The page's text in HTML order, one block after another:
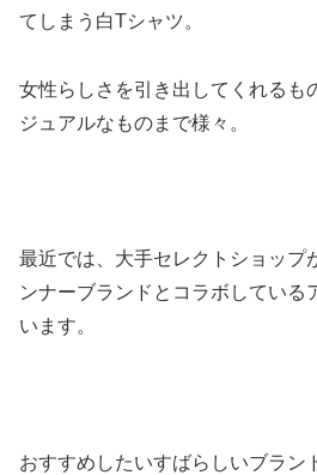
てしまう白Tシャツ。
女性らしさを引き出してくれるも
ジュアルなものまで様々。
最近では、大手セレクトショップ
ンナーブランドとコラボしている
います。
おすすめしたいすばらしいブラン